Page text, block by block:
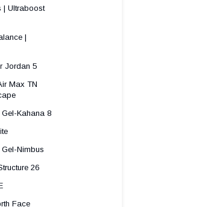
| Ultraboost
|
Jordan 5
Max TN
Kahana 8
Nimbus
26
Face